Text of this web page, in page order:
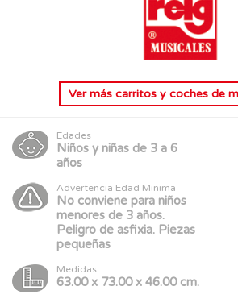
Ver más carritos y coches de
Edades
Niños y niñas de 3 a 6
años
Advertencia Edad Mínima
No conviene para niños
menores de 3 años.
Peligro de asfixia. Piezas
pequeñas
Medidas
63.00 x 73.00 x 46.00 cm.